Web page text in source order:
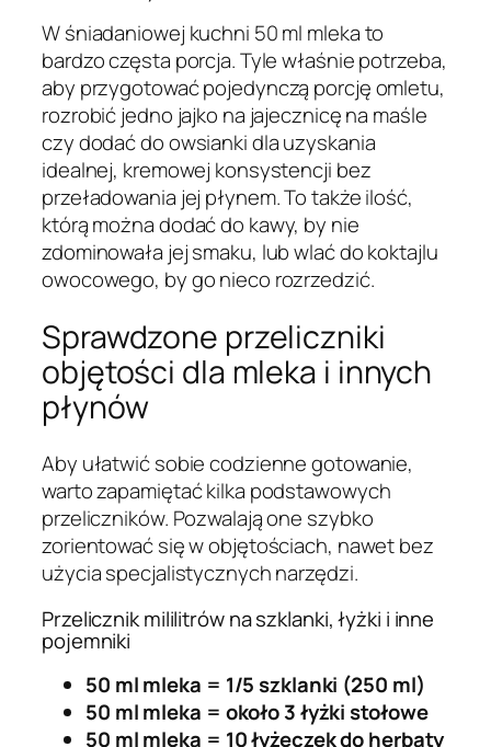
W śniadaniowej kuchni 50 ml mleka to
bardzo częsta porcja. Tyle właśnie potrzeba,
aby przygotować pojedynczą porcję omletu,
rozrobić jedno jajko na jajecznicę na maśle
czy dodać do owsianki dla uzyskania
idealnej, kremowej konsystencji bez
przeładowania jej płynem. To także ilość,
którą można dodać do kawy, by nie
zdominowała jej smaku, lub wlać do koktajlu
owocowego, by go nieco rozrzedzić.
Sprawdzone przeliczniki
objętości dla mleka i innych
płynów
Aby ułatwić sobie codzienne gotowanie,
warto zapamiętać kilka podstawowych
przeliczników. Pozwalają one szybko
zorientować się w objętościach, nawet bez
użycia specjalistycznych narzędzi.
Przelicznik mililitrów na szklanki, łyżki i inne
pojemniki
50 ml mleka = 1/5 szklanki (250 ml)
50 ml mleka = około 3 łyżki stołowe
50 ml mleka = 10 łyżeczek do herbaty